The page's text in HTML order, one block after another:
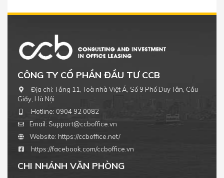
CÔNG TY CỔ PHẦN ĐẦU TƯ CCB
Địa chỉ:Tầng 11, Toà nhà Việt Á, Số 9 Phố Duy Tân, Cầu
Giấy, Hà Nội
Hotline: 0904 92 0082
Email: Support@ccboffice.vn
Website: https://ccboffice.net/
https://facebook.com/ccboffice.vn
CHI NHÁNH VĂN PHÒNG